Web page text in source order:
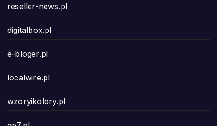
reseller-news.pl
digitalbox.pl
e-bloger.pl
localwire.pl
wzoryikolory.pl